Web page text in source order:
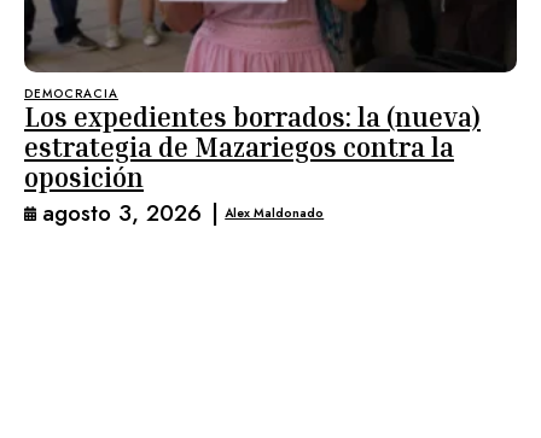
DEMOCRACIA
Los expedientes borrados: la (nueva)
estrategia de Mazariegos contra la
oposición
agosto 3, 2026 | Alex Maldonado